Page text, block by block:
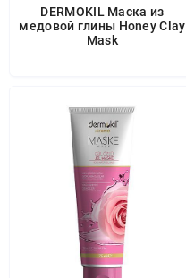
DERMOKIL Маска из
медовой глины Honey Clay
Mask